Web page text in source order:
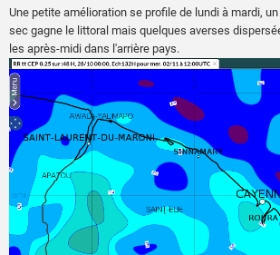
Une petite amélioration se profile de lundi à mardi,
sec gagne le littoral mais quelques averses
les après-midi dans l'arrière pays.